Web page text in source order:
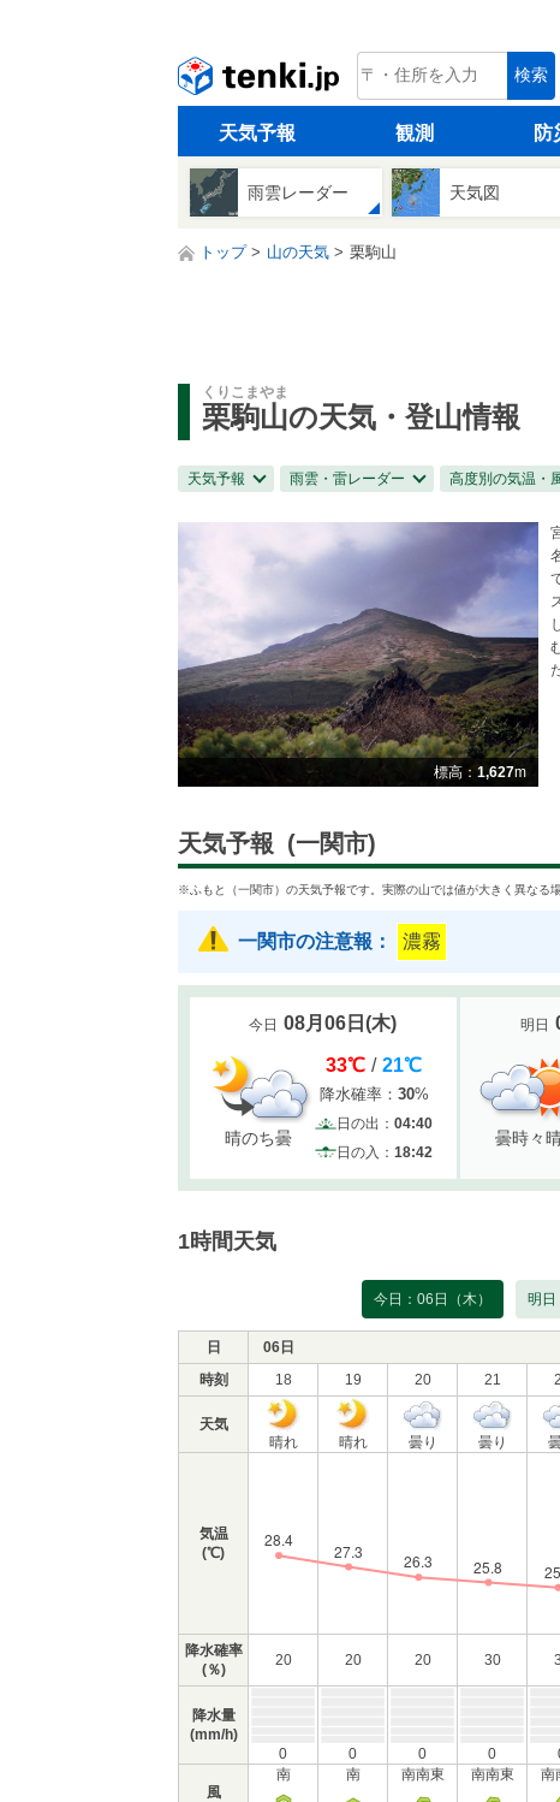
tenki.jp 検索
天気予報 観測 防
雨雲レーダー 天気図
トップ 山の天気 栗駒山
栗駒山
くりこまやま
の天気・登山情報
天気予報 雨雲・雷レーダー 高度別の気温・
標高： 1,627m
天気予報 (一関市)
※ふもと（一関市）の天気予報です。実際の山では値が大きく異なる
一関市の注意報： 濃霧
今日 08月06日(木)
晴のち曇
33℃ / 21℃
降水確率： 30%
日の出： 04:40
日の入： 18:42
明日
曇時々
1時間天気
今日：06日（木） 明日
日 06日
時刻
18 19 20 21
天気
晴れ
晴れ 曇り 曇り
気温
(℃)
降水確率
(％)
20 20 20 30
降水量
(mm/h)
0
0 0 0
風
南 南 南南東 南南東 南